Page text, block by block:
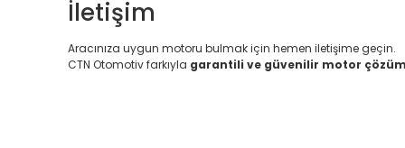
İletişim
Aracınıza uygun motoru bulmak için hemen iletişime geçin.
CTN Otomotiv farkıyla garantili ve güvenilir motor